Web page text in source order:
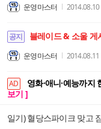
운영마스터 2014.08.10
공지 블레이드 & 소울 게
운영마스터 2014.08.11
AD 영화·애니·예능까
보기 ]
일기) 혈당스파이크 맞고